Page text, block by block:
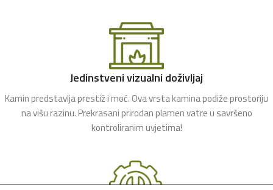
Jedinstveni vizualni doživljaj
Kamin predstavlja prestiž i moć. Ova vrsta kamina podiže prostoriju
na višu razinu. Prekrasani prirodan plamen vatre u savršeno
kontroliranim uvjetima!